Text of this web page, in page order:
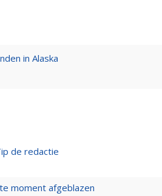
in Alaska
de redactie
moment afgeblazen